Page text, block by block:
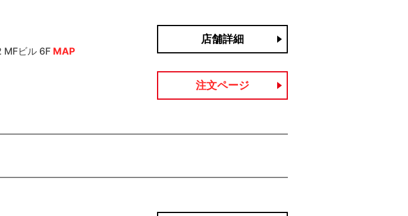
MFビル 6F MAP
店舗詳細
注文ページ